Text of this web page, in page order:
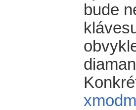
bude